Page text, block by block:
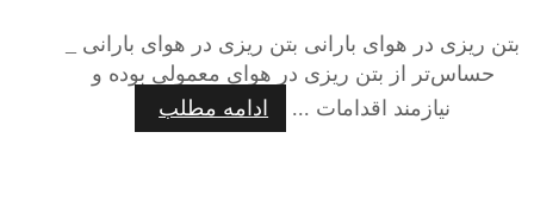
بتن ریزی در هوای بارانی بتن ریزی در هوای بارانی _
حساس‌تر از بتن ریزی در هوای معمولی بوده و
نیازمند اقدامات ...
ادامه مطلب